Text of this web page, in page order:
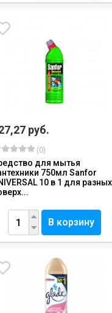
руб.
(0)
для мытья
750мл Sanfor
10 в 1 для разных
В корзину